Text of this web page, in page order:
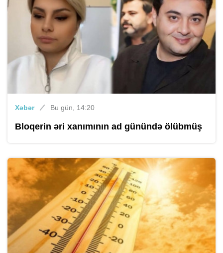
Xəbər Bu gün, 14:20
Bloqerin əri xanımının ad günündə ölübmüş